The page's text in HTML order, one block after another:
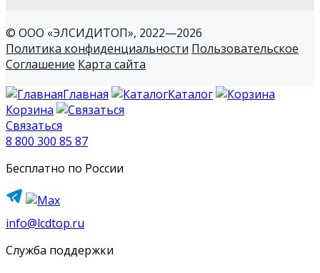
© ООО «ЭЛСИДИТОП», 2022—2026
Политика конфиденциальности Пользовательское
Соглашение Карта сайта
Главная
Каталог
Корзина
Связаться
8 800 300 85 87
Бесплатно по России
info@lcdtop.ru
Служба поддержки